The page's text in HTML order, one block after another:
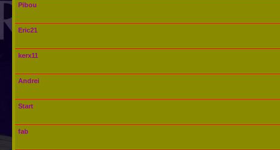
Pibou
Eric21
kerx11
Andrei
Start
fab